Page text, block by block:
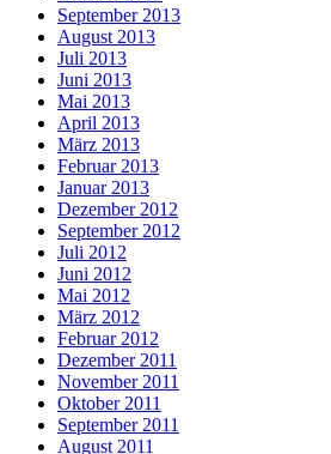
September 2013
August 2013
Juli 2013
Juni 2013
Mai 2013
April 2013
März 2013
Februar 2013
Januar 2013
Dezember 2012
September 2012
Juli 2012
Juni 2012
Mai 2012
März 2012
Februar 2012
Dezember 2011
November 2011
Oktober 2011
September 2011
August 2011